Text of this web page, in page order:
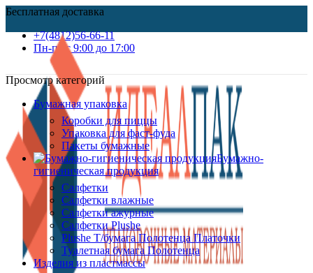
Бесплатная доставка
+7(4812)56-66-11
Пн-пт c 9:00 до 17:00
Просмотр категорий
Бумажная упаковка
Коробки для пиццы
Упаковка для фаст-фуда
Пакеты бумажные
Бумажно-
гигиеническая продукция
Салфетки
Салфетки влажные
Салфетки ажурные
Салфетки Plushe
Plushe Т/бумага Полотенца Платочки
Туалетная бумага Полотенца
Изделия из пластмассы